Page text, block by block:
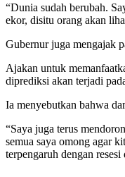
“Dunia sudah berubah.
ekor, disitu orang akan
Gubernur juga mengajak
Ajakan untuk
diprediksi akan terjadi
Ia menyebutkan bahwa
“Saya juga terus
semua saya omong agar
terpengaruh dengan